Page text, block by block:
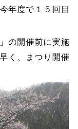
年度で１５回目
の開催前に実施
く、まつり開催